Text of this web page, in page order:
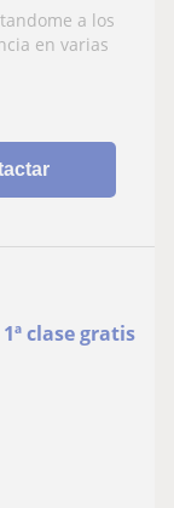
a los
en varias
1ª clase gratis